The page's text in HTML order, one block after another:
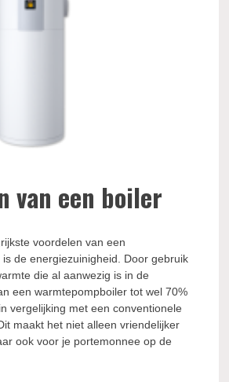
van een boiler
voordelen van een
de energiezuinigheid. Door gebruik
die al aanwezig is in de
een warmtepompboiler tot wel 70%
vergelijking met een conventionele
maakt het niet alleen vriendelijker
ook voor je portemonnee op de